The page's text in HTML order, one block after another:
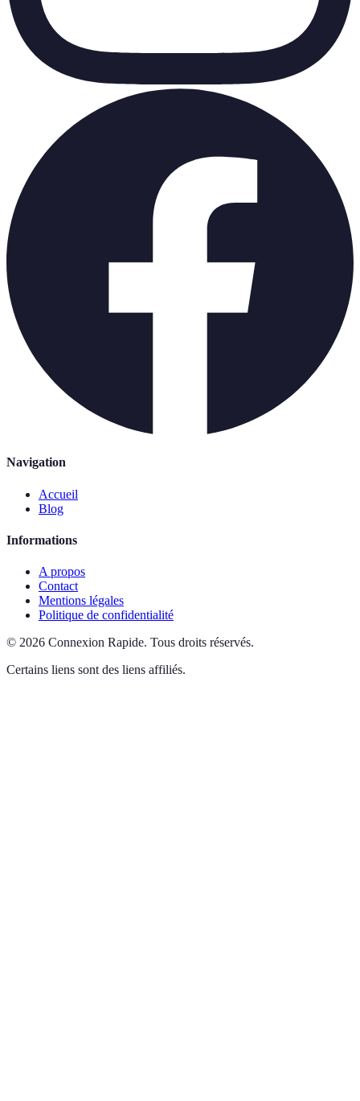
Navigation
Accueil
Blog
Informations
A propos
Contact
Mentions légales
Politique de confidentialité
© 2026 Connexion Rapide. Tous droits réservés.
Certains liens sont des liens affiliés.